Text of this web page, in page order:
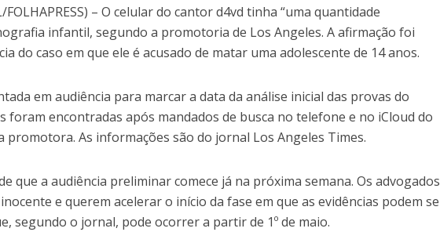
FOLHAPRESS) – O celular do cantor d4vd tinha “uma quantidade
infantil, segundo a promotoria de Los Angeles. A afirmação foi
do caso em que ele é acusado de matar uma adolescente de 14 anos.
em audiência para marcar a data da análise inicial das provas do
foram encontradas após mandados de busca no telefone e no iCloud do
promotora. As informações são do jornal Los Angeles Times.
que a audiência preliminar comece já na próxima semana. Os advogados
e querem acelerar o início da fase em que as evidências podem se
segundo o jornal, pode ocorrer a partir de 1º de maio.